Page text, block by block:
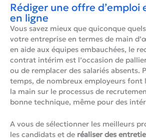
Rédiger une offre d’emploi
en ligne
Vous savez mieux que quiconque
votre entreprise en termes de main
en aide aux équipes embauchées, le
contrat intérim est l’occasion de
ou de remplacer des salariés absents.
temps, de nombreux employeurs font
la main sur le processus de
bonne technique, même pour des
A vous de sélectionner les meilleurs
les candidats et de réaliser des